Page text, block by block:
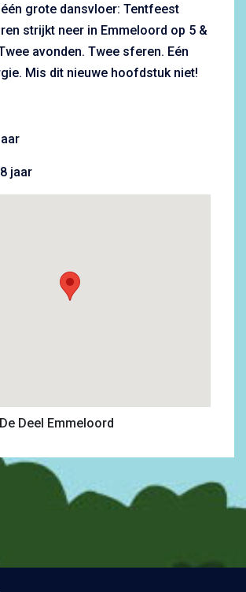
grote dansvloer: Tentfeest
strijkt neer in Emmeloord op 5 &
avonden. Twee sferen. Eén
Mis dit nieuwe hoofdstuk niet!
jaar
De Deel Emmeloord